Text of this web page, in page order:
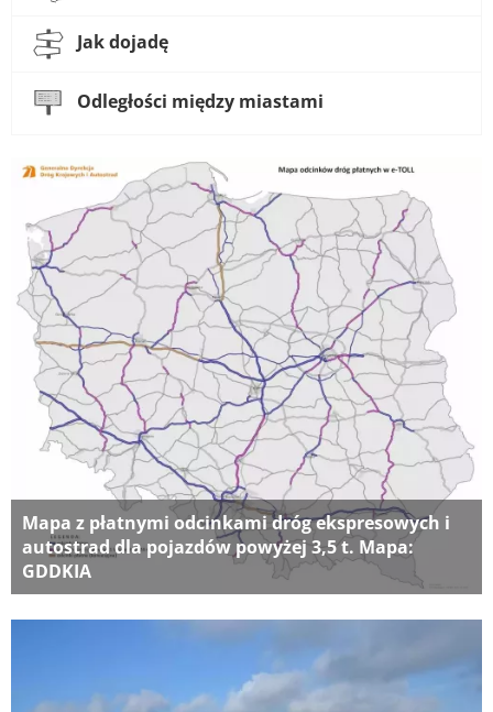
Jak dojadę
Odległości między miastami
Mapa z płatnymi odcinkami dróg ekspresowych i
autostrad dla pojazdów powyżej 3,5 t. Mapa:
GDDKIA